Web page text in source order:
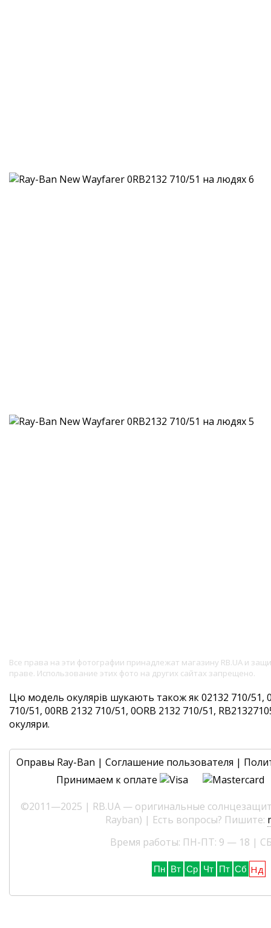
Все права на эти фотографии принадлежат магазину RB.UA и
праве. Использование этих фото на других сайтах запрещено.
Цю модель окулярів шукають також як 02132 710/51,
710/51, 00RB 2132 710/51, 0ORB 2132 710/51,
окуляри.
Оправы Ray-Ban | Соглашение пользователя |
Принимаем к оплате
©2011—2025 | RB.UA — оригинальные
Rayban) | Есть вопросы? Пишите:
Время работы: ПН-ПТ: 9 — 18 |
Пн Вт Ср Чт Пт Сб Нд